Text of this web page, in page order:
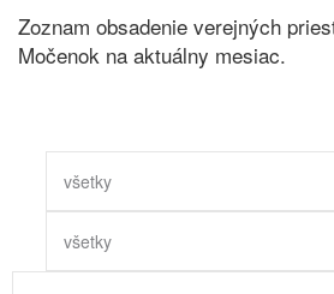
Zoznam obsadenie verejných
Močenok na aktuálny mesiac.
všetky
všetky